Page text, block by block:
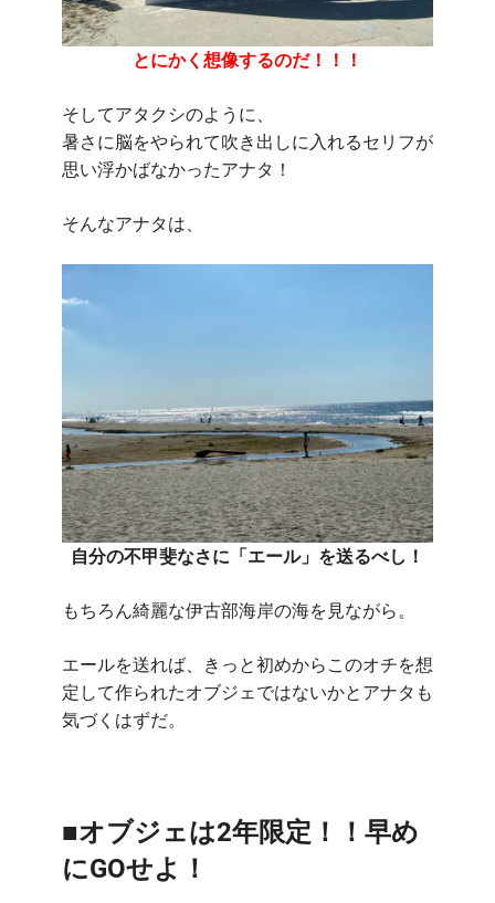
とにかく想像するのだ！！！
そしてアタクシのように、
暑さに脳をやられて吹き出しに入れるセリフが
思い浮かばなかったアナタ！
そんなアナタは、
自分の不甲斐なさに「エール」を送るべし！
もちろん綺麗な伊古部海岸の海を見ながら。
エールを送れば、きっと初めからこのオチを想
定して作られたオブジェではないかとアナタも
気づくはずだ。
■オブジェは2年限定！！早め
にGOせよ！